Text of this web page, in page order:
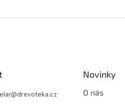
@drevoteka.cz
Novinky
O nás